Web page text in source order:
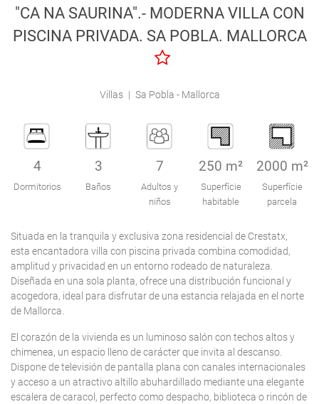
Engel & Völkers Holiday Villas
"CA NA SAURINA".- MODERNA VILLA CON
PISCINA PRIVADA. SA POBLA. MALLORCA
Villas | Sa Pobla - Mallorca
4
Dormitorios
3
Baños
7
Adultos y
niños
250 m²
Superfície
habitable
2000 m²
Superfície
parcela
Situada en la tranquila y exclusiva zona residencial de Crestatx,
esta encantadora villa con piscina privada combina comodidad,
amplitud y privacidad en un entorno rodeado de naturaleza.
Diseñada en una sola planta, ofrece una distribución funcional y
acogedora, ideal para disfrutar de una estancia relajada en el norte
de Mallorca.
El corazón de la vivienda es un luminoso salón con techos altos y
chimenea, un espacio lleno de carácter que invita al descanso.
Dispone de televisión de pantalla plana con canales internacionales
y acceso a un atractivo altillo abuhardillado mediante una elegante
escalera de caracol, perfecto como despacho, biblioteca o rincón de